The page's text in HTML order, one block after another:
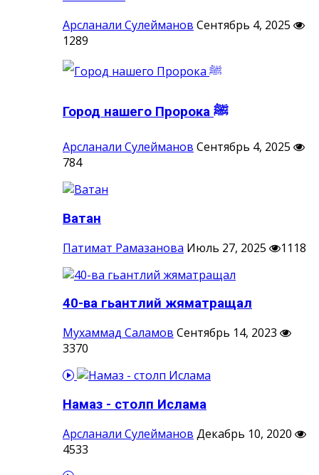
Арсланали Сулейманов Сентябрь 4, 2025
1289
Город нашего Пророка ‎ﷺ
Арсланали Сулейманов Сентябрь 4, 2025
784
Ватан
Патимат Рамазанова Июль 27, 2025 1118
40-ва гьантлий жяматращал
Мухаммад Саламов Сентябрь 14, 2023
3370
Намаз - столп Ислама
Арсланали Сулейманов Декабрь 10, 2020
4533